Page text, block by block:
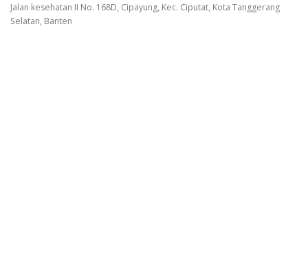
Jalan kesehatan II No. 168D, Cipayung, Kec. Ciputat, Kota Tanggerang
Selatan, Banten